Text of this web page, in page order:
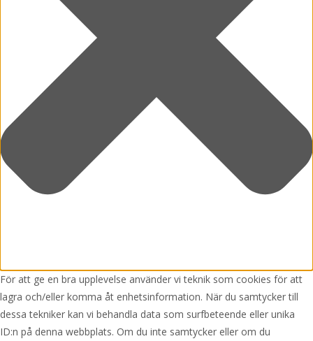
För att ge en bra upplevelse använder vi teknik som cookies för att
lagra och/eller komma åt enhetsinformation. När du samtycker till
dessa tekniker kan vi behandla data som surfbeteende eller unika
ID:n på denna webbplats. Om du inte samtycker eller om du